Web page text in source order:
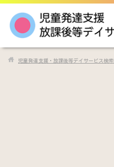
児童発達支援・放課後等デイサービス検索